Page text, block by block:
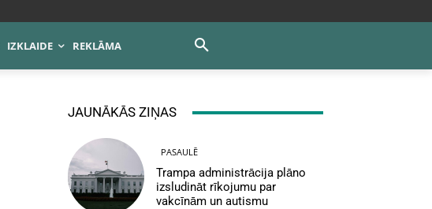
IZKLAIDE REKLĀMA
JAUNĀKĀS ZIŅAS
PASAULĒ
Trampa administrācija plāno
izsludināt rīkojumu par
vakcīnām un autismu